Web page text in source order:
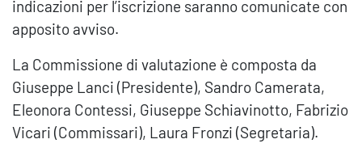
indicazioni per l’iscrizione saranno comunicate con
apposito avviso.
La Commissione di valutazione è composta da
Giuseppe Lanci (Presidente), Sandro Camerata,
Eleonora Contessi, Giuseppe Schiavinotto, Fabrizio
Vicari (Commissari), Laura Fronzi (Segretaria).